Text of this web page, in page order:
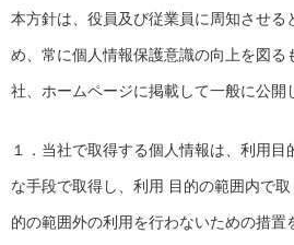
本方針は、役員及び従業員に周知させる
め、常に個人情報保護意識の向上を図る
社、ホームページに掲載して一般に公開
１．当社で取得する個人情報は、利用
な手段で取得し、利用 目的の範囲内で
的の範囲外の利用を行わないための措置